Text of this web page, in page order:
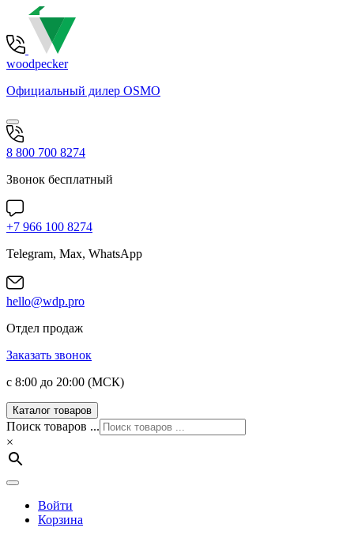
woodpecker
Официальный дилер OSMO
8 800 700 8274
Звонок бесплатный
+7 966 100 8274
Telegram, Max, WhatsApp
hello@wdp.pro
Отдел продаж
Заказать звонок
с 8:00 до 20:00 (МСК)
Каталог товаров
Поиск товаров ...
×
Войти
Корзина